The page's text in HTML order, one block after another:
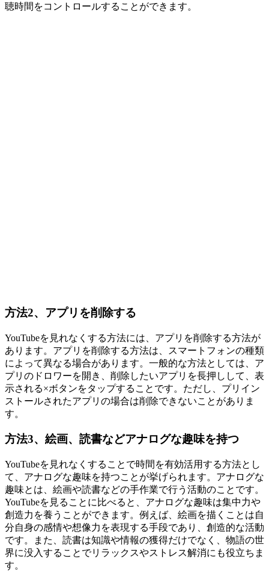
聴時間をコントロールすることができます。
方法2、アプリを削除する
YouTubeを見れなくする方法には、アプリを削除する方法が
あります。アプリを削除する方法は、スマートフォンの種類
によって異なる場合があります。一般的な方法としては、ア
プリのドロワーを開き、削除したいアプリを長押しして、表
示される×ボタンをタップすることです。ただし、プリイン
ストールされたアプリの場合は削除できないことがありま
す。
方法3、絵画、読書などアナログな趣味を持つ
YouTubeを見れなくすることで時間を有効活用する方法とし
て、アナログな趣味を持つことが挙げられます。アナログな
趣味とは、絵画や読書などの手作業で行う活動のことです。
YouTubeを見ることに比べると、アナログな趣味は集中力や
創造力を養うことができます。例えば、絵画を描くことは自
分自身の感情や想像力を表現する手段であり、創造的な活動
です。また、読書は知識や情報の獲得だけでなく、物語の世
界に没入することでリラックスやストレス解消にも役立ちま
す。